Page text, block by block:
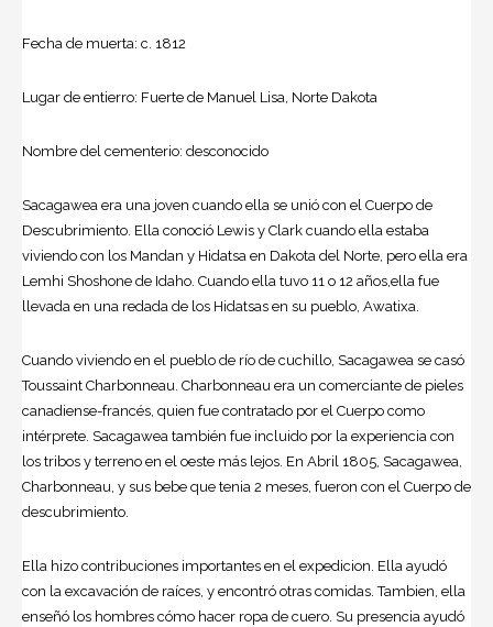
Fecha de muerta: c. 1812
Lugar de entierro: Fuerte de Manuel Lisa, Norte Dakota
Nombre del cementerio: desconocido
Sacagawea era una joven cuando ella se unió con el Cuerpo de
Descubrimiento. Ella conoció Lewis y Clark cuando ella estaba
viviendo con los Mandan y Hidatsa en Dakota del Norte, pero ella era
Lemhi Shoshone de Idaho. Cuando ella tuvo 11 o 12 años,ella fue
llevada en una redada de los Hidatsas en su pueblo, Awatixa.
Cuando viviendo en el pueblo de río de cuchillo, Sacagawea se casó
Toussaint Charbonneau. Charbonneau era un comerciante de pieles
canadiense-francés, quien fue contratado por el Cuerpo como
intérprete. Sacagawea también fue incluido por la experiencia con
los tribos y terreno en el oeste más lejos. En Abril 1805, Sacagawea,
Charbonneau, y sus bebe que tenia 2 meses, fueron con el Cuerpo de
descubrimiento.
Ella hizo contribuciones importantes en el expedicion. Ella ayudó
con la excavación de raíces, y encontró otras comidas. Tambien, ella
enseñó los hombres cómo hacer ropa de cuero. Su presencia ayudó